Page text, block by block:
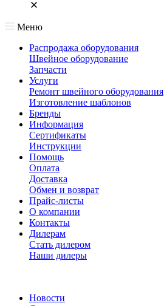
Меню
Распродажа оборудования
Швейное оборудование
Запчасти
Услуги
Ремонт швейного оборудования
Изготовление шаблонов
Бренды
Информация
Сертификаты
Инструкции
Помощь
Оплата
Доставка
Обмен и возврат
Прайс-листы
О компании
Контакты
Дилерам
Стать дилером
Наши дилеры
Новости